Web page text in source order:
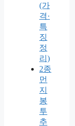
(가
격·
특
징
정
리)
2종
먼
지
봉
투
추